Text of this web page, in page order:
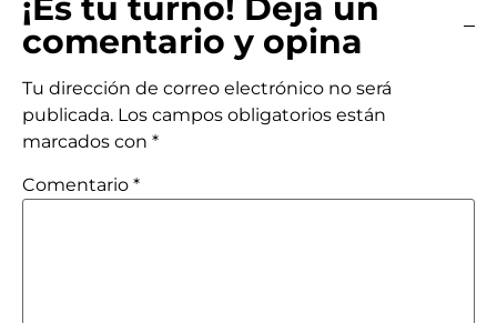
¡Es tu turno! Deja un
comentario y opina
Tu dirección de correo electrónico no será
publicada. Los campos obligatorios están
marcados con *
Comentario *